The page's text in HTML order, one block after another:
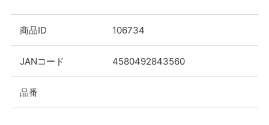
商品ID 106734
JANコード 4580492843560
品番